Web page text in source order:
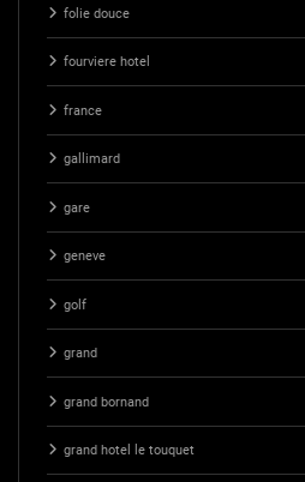
folie douce
fourviere hotel
france
gallimard
gare
geneve
golf
grand
grand bornand
grand hotel le touquet